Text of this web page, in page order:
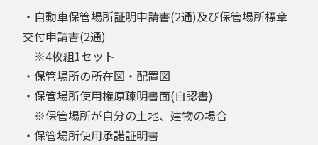
・自動車保管場所証明申請書(2通)及び保管場所標章
交付申請書(2通)
※4枚組1セット
・保管場所の所在図・配置図
・保管場所使用権原疎明書面(自認書)
※保管場所が自分の土地、建物の場合
・保管場所使用承諾証明書